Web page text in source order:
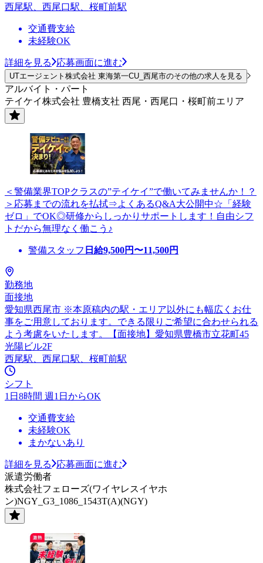
西尾駅、西尾口駅、桜町前駅
交通費支給
未経験OK
詳細を見る 応募画面に進む
UTエージェント株式会社 東海第一CU_西尾市のその他の求人を見る
アルバイト・パート
テイケイ株式会社 豊橋支社 西尾・西尾口・桜町前エリア
＜警備業界TOPクラスの”テイケイ”で働いてみませんか！？
＞応募までの流れを払拭⇒よくあるQ&A大公開中☆「経験
ゼロ」でOK◎研修からしっかりサポートします！自由シフ
トだから無理なく働こう♪
警備スタッフ 日給9,500円〜11,500円
勤務地
面接地
愛知県西尾市 ※本原稿内の駅・エリア以外にも幅広くお仕
事をご用意しております。できる限りご希望に合わせられる
よう考慮をいたします。【面接地】愛知県豊橋市立花町45
光陽ビル2F
西尾駅、西尾口駅、桜町前駅
シフト
1日8時間 週1日からOK
交通費支給
未経験OK
まかないあり
詳細を見る
応募画面に進む
派遣労働者
株式会社フェローズ(ワイヤレスイヤホ
ン)NGY_G3_1086_1543T(A)(NGY)